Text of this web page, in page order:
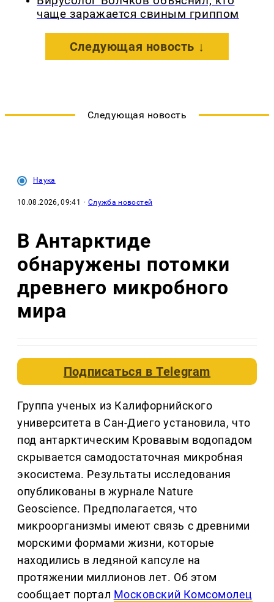
чаще заражается свиным гриппом
Следующая новость ↓
Следующая новость
Наука
10.08.2026, 09:41 · Служба новостей
В Антарктиде
обнаружены потомки
древнего микробного
мира
Подписаться вTelegram
Группа ученых из Калифорнийского
университета в Сан-Диего установила, что
под антарктическим Кровавым водопадом
скрывается самодостаточная микробная
экосистема. Результаты исследования
опубликованы в журнале Nature
Geoscience. Предполагается, что
микроорганизмы имеют связь с древними
морскими формами жизни, которые
находились в ледяной капсуле на
протяжении миллионов лет. Об этом
сообщает портал Московский Комсомолец